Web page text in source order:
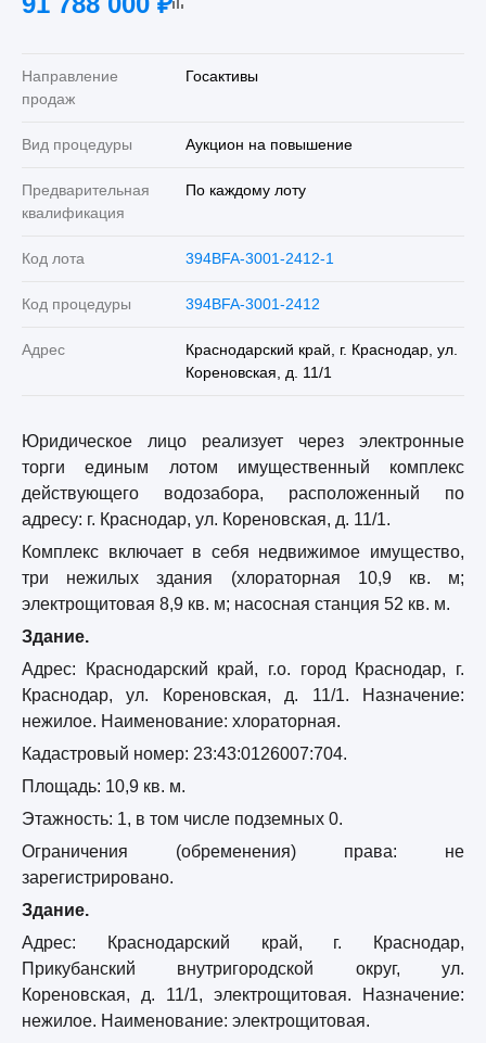
Направление
продаж
Госактивы
Вид процедуры Аукцион на повышение
Предварительная
квалификация
По каждому лоту
Код лота 394BFA-3001-2412-1
Код процедуры 394BFA-3001-2412
Адрес
Краснодарский край, г. Краснодар, ул.
Кореновская, д. 11/1
Юридическое лицо реализует через электронные
торги единым лотом имущественный комплекс
действующего водозабора, расположенный по
адресу: г. Краснодар, ул. Кореновская, д. 11/1.
Комплекс включает в себя недвижимое имущество,
три нежилых здания (хлораторная 10,9 кв. м;
электрощитовая 8,9 кв. м; насосная станция 52 кв. м.
Здание.
Адрес: Краснодарский край, г.о. город Краснодар, г.
Краснодар, ул. Кореновская, д. 11/1. Назначение:
нежилое. Наименование: хлораторная.
Кадастровый номер: 23:43:0126007:704.
Площадь: 10,9 кв. м.
Этажность: 1, в том числе подземных 0.
Ограничения (обременения) права: не
зарегистрировано.
Здание.
Адрес: Краснодарский край, г. Краснодар,
Прикубанский внутригородской округ, ул.
Кореновская, д. 11/1, электрощитовая. Назначение:
нежилое. Наименование: электрощитовая.